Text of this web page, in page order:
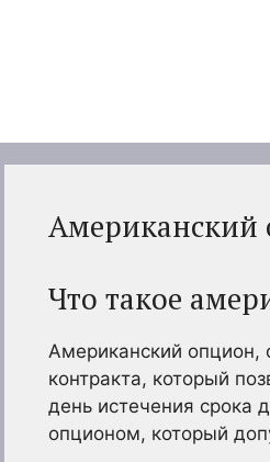
Американский
Что такое
Американский опцион,
контракта, который
день истечения срока
опционом, который